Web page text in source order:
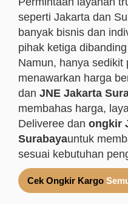
seperti Jakarta dan
banyak bisnis dan
pihak ketiga
Namun, hanya sedikit
menawarkan harga
dan JNE Jakarta
membahas harga,
Deliveree dan ongkir
Surabayauntuk
sesuai kebutuhan
Cek Ongkir Kargo